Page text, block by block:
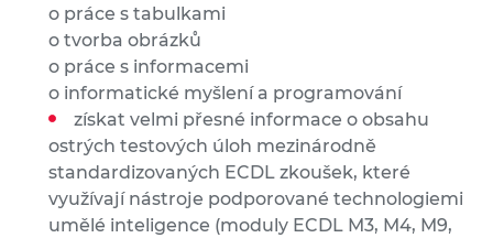
o práce s tabulkami
o tvorba obrázků
o práce s informacemi
o informatické myšlení a programování
získat velmi přesné informace o obsahu
ostrých testových úloh mezinárodně
standardizovaných ECDL zkoušek, které
využívají nástroje podporované technologiemi
umělé inteligence (moduly ECDL M3, M4, M9,